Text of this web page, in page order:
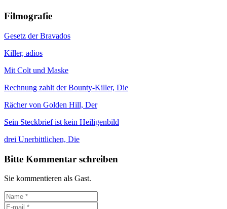
Filmografie
Gesetz der Bravados
Killer, adios
Mit Colt und Maske
Rechnung zahlt der Bounty-Killer, Die
Rächer von Golden Hill, Der
Sein Steckbrief ist kein Heiligenbild
drei Unerbittlichen, Die
Bitte Kommentar schreiben
Sie kommentieren als Gast.